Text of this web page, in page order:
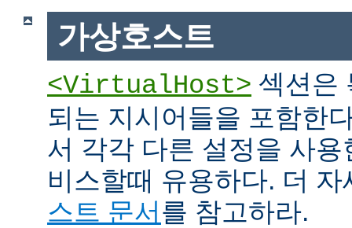
가상호스트
<VirtualHost> 섹션은
되는 지시어들을 포함한
서 각각 다른 설정을 사
비스할때 유용하다. 더
스트 문서를 참고하라.